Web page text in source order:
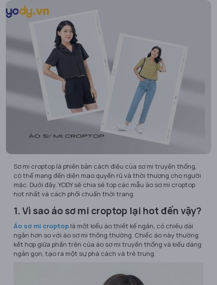
Sơ mi croptop là phiên bản cách điệu của sơ mi truyền thống,
có thể mang đến diện mạo quyến rũ và thời thượng cho người
mặc. Dưới đây, YODY sẽ chia sẻ top các mẫu áo sơ mi croptop
hot nhất và cách phối chuẩn thời trang.
1. Vì sao áo sơ mi croptop lại hot đến vậy?
Áo sơ mi croptop là một kiểu áo thiết kế ngắn, có chiều dài
ngắn hơn so với áo sơ mi thông thường. Chiếc áo này thường
kết hợp giữa phần trên của áo sơ mi truyền thống và kiểu dáng
ngắn gọn, tạo ra một sự phá cách và trẻ trung.